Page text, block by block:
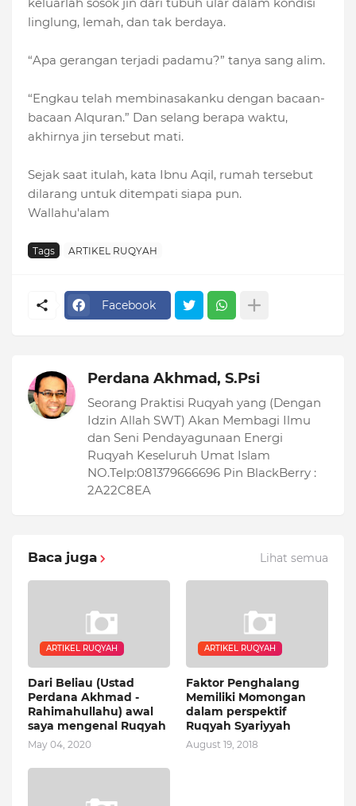
keluarlah sosok jin dari tubuh ular dalam kondisi
linglung, lemah, dan tak berdaya.
“Apa gerangan terjadi padamu?” tanya sang alim.
“Engkau telah membinasakanku dengan bacaan-
bacaan Alquran.” Dan selang berapa waktu,
akhirnya jin tersebut mati.
Sejak saat itulah, kata Ibnu Aqil, rumah tersebut
dilarang untuk ditempati siapa pun.
Wallahu'alam
Tags ARTIKEL RUQYAH
Facebook
Perdana Akhmad, S.Psi
Seorang Praktisi Ruqyah yang (Dengan
Idzin Allah SWT) Akan Membagi Ilmu
dan Seni Pendayagunaan Energi
Ruqyah Keseluruh Umat Islam
NO.Telp:081379666696 Pin BlackBerry :
2A22C8EA
Baca juga Lihat semua
ARTIKEL RUQYAH
Dari Beliau (Ustad
Perdana Akhmad -
Rahimahullahu) awal
saya mengenal Ruqyah
May 04, 2020
ARTIKEL RUQYAH
Faktor Penghalang
Memiliki Momongan
dalam perspektif
Ruqyah Syariyyah
August 19, 2018